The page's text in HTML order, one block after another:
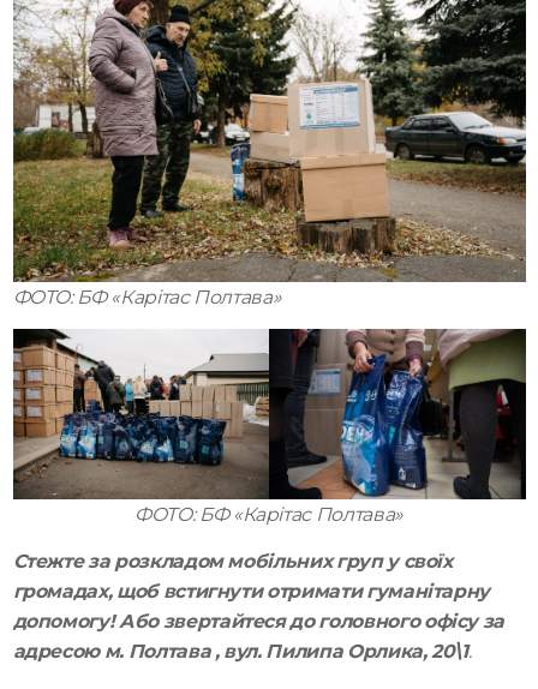
ФОТО: БФ «Карітас Полтава»
ФОТО: БФ «Карітас Полтава»
Стежте за розкладом мобільних груп у своїх
громадах, щоб встигнути отримати гуманітарну
допомогу!Або звертайтеся до головного офісу за
адресою м. Полтава , вул. Пилипа Орлика, 20\1.